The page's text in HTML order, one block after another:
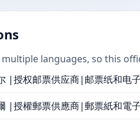
languages, so this
|授权邮票供应商|邮票纸和
|授權郵票供應商|郵票紙和